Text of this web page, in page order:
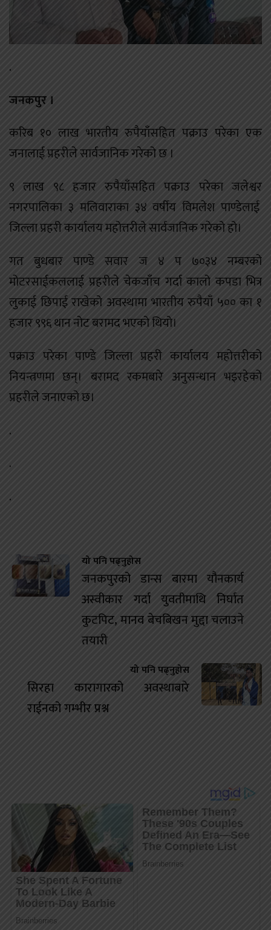
.
जनकपुर ।
करिब १० लाख भारतीय रुपैयाँसहित पक्राउ परेका एक
जनालाई प्रहरीले सार्वजानिक गरेको छ ।
९ लाख ९८ हजार रुपैयाँसहित पक्राउ परेका जलेश्वर
नगरपालिका ३ मलिवाराका ३४ वर्षीय विमलेश पाण्डेलाई
जिल्ला प्रहरी कार्यालय महोत्तरीले सार्वजानिक गरेको हो।
गत बुधबार पाण्डे सवार ज ४ प ७०३४ नम्बरको
मोटरसाईकललाई प्रहरीले चेकजाँच गर्दा कालो कपडा भित्र
लुकाई छिपाई राखेको अवस्थामा भारतीय रुपैयाँ ५०० का १
हजार ९९६ थान नोट बरामद भएको थियो।
पक्राउ परेका पाण्डे जिल्ला प्रहरी कार्यालय महोत्तरीको
नियन्त्रणमा छन्। बरामद रकमबारे अनुसन्धान भइरहेको
प्रहरीले जनाएको छ।
.
.
.
यो पनि पढ्नुहोस
जनकपुरको डान्स बारमा यौनकार्य
अस्वीकार गर्दा युवतीमाथि निर्घात
कुटपिट, मानव बेचबिखन मुद्दा चलाउने
तयारी
यो पनि पढ्नुहोस
सिरहा कारागारको अवस्थाबारे
राईनको गम्भीर प्रश्न